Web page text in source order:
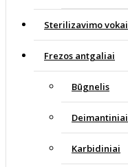
Sterilizavimo vokai
Frezos antgaliai
Būgnelis
Deimantiniai
Karbidiniai